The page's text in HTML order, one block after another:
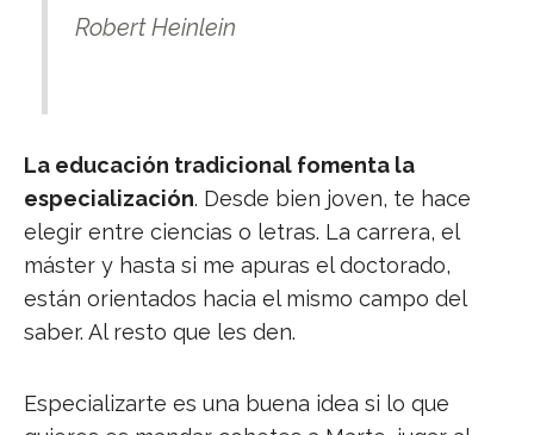
Robert Heinlein
La educación tradicional fomenta la
especialización. Desde bien joven, te hace
elegir entre ciencias o letras. La carrera, el
máster y hasta si me apuras el doctorado,
están orientados hacia el mismo campo del
saber. Al resto que les den.
Especializarte es una buena idea si lo que